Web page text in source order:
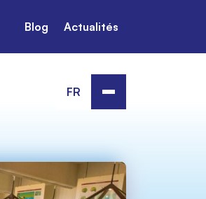
Blog Actualités
FR